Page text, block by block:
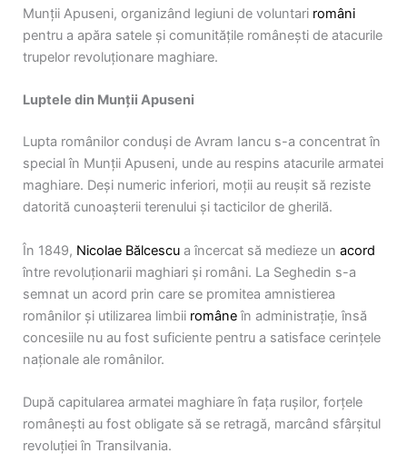
Munții Apuseni, organizând legiuni de voluntari români
pentru a apăra satele și comunitățile românești de atacurile
trupelor revoluționare maghiare.
Luptele din Munții Apuseni
Lupta românilor conduși de Avram Iancu s-a concentrat în
special în Munții Apuseni, unde au respins atacurile armatei
maghiare. Deși numeric inferiori, moții au reușit să reziste
datorită cunoașterii terenului și tacticilor de gherilă.
În 1849, Nicolae Bălcescu a încercat să medieze un acord
între revoluționarii maghiari și români. La Seghedin s-a
semnat un acord prin care se promitea amnistierea
românilor și utilizarea limbii române în administrație, însă
concesiile nu au fost suficiente pentru a satisface cerințele
naționale ale românilor.
După capitularea armatei maghiare în fața rușilor, forțele
românești au fost obligate să se retragă, marcând sfârșitul
revoluției în Transilvania.